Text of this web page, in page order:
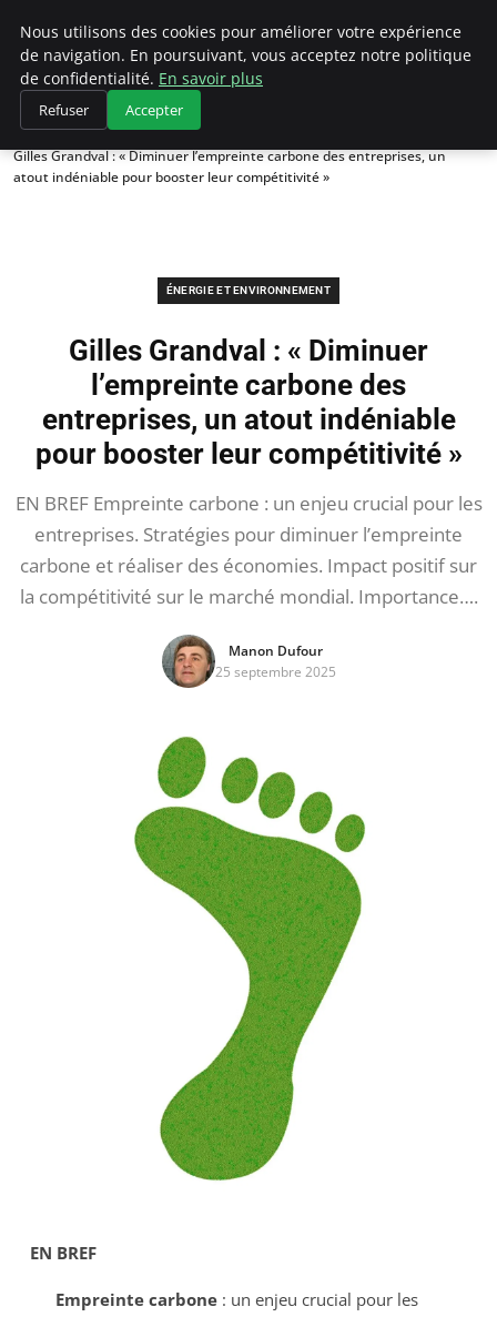
Climategatecountryclub.com
Accueil
Énergie et environnement
Gilles Grandval : « Diminuer l’empreinte carbone des entreprises, un
atout indéniable pour booster leur compétitivité »
ÉNERGIE ET ENVIRONNEMENT
Gilles Grandval : « Diminuer
l’empreinte carbone des
entreprises, un atout indéniable
pour booster leur compétitivité »
EN BREF Empreinte carbone : un enjeu crucial pour les
entreprises. Stratégies pour diminuer l’empreinte
carbone et réaliser des économies. Impact positif sur
la compétitivité sur le marché mondial. Importance….
Manon Dufour
25 septembre 2025
EN BREF
Empreinte carbone: un enjeu crucial pour les
Nous utilisons des cookies pour améliorer votre expérience
de navigation. En poursuivant, vous acceptez notre politique
de confidentialité. En savoir plus
Refuser Accepter